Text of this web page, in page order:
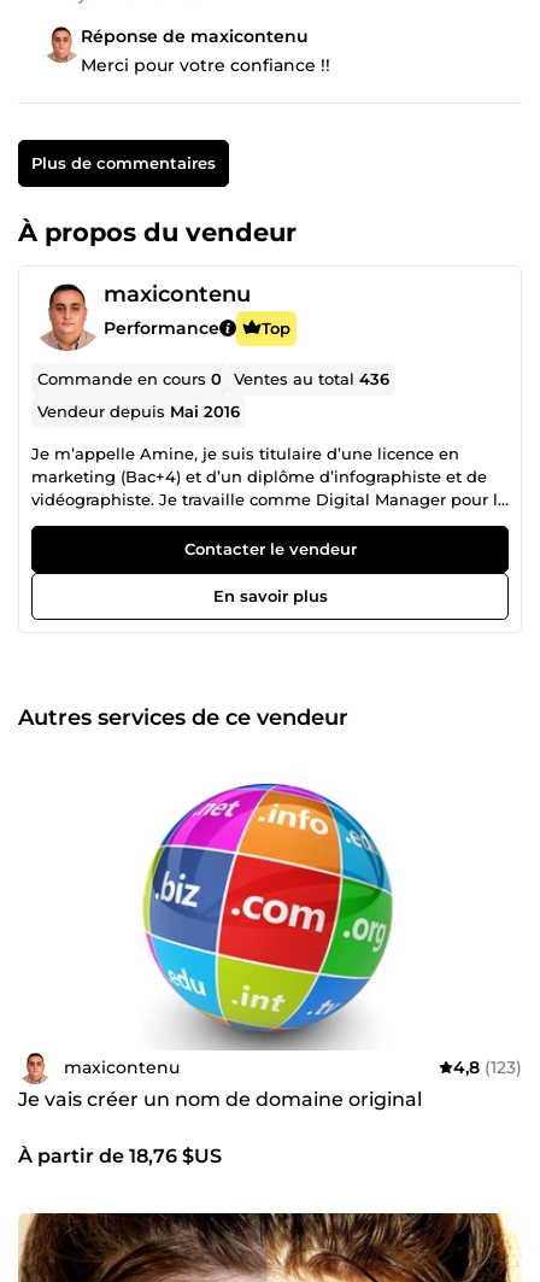
Réponse de maxicontenu
Merci pour votre confiance !!
Plus de commentaires
À propos du vendeur
maxicontenu
Performance Top
Commande en cours0 Ventes au total436
Vendeur depuis Mai 2016
Je m’appelle Amine, je suis titulaire d’une licence en
marketing (Bac+4) et d’un diplôme d’infographiste et de
vidéographiste. Je travaille comme Digital Manager pour la
société Carrefour. Je vous propose différents services dans
les domaines du marketing, de l’infographie et de la
vidéographie.
Contacter le vendeur
En savoir plus
Autres services de ce vendeur
maxicontenu 4,8 (123)
Je vais créer un nom de domaine original
À partir de 18,76 $US